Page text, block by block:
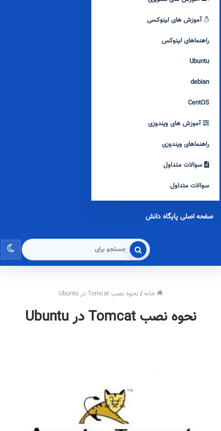
آموزش های لینوکسی
راهنماهای لینوکس
Ubuntu
debian
CentOS
آموزش های ویندوزی
راهنماهای ویندوزی
سوالات متداول
سوالات متداول
صفحه اصلی پایگاه دانش
جستجو
برای
خانه/ نحوه نصب Tomcat در Ubuntu
نحوه نصب Tomcat در Ubuntu